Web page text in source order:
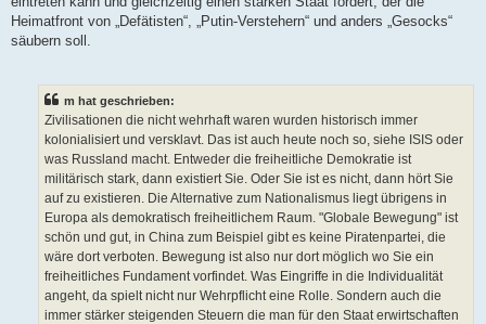
Heimatfront von „Defätisten“, „Putin-Verstehern“ und anders „Gesocks“
säubern soll.
m hat geschrieben:
Zivilisationen die nicht wehrhaft waren wurden historisch immer
kolonialisiert und versklavt. Das ist auch heute noch so, siehe ISIS oder
was Russland macht. Entweder die freiheitliche Demokratie ist
militärisch stark, dann existiert Sie. Oder Sie ist es nicht, dann hört Sie
auf zu existieren. Die Alternative zum Nationalismus liegt übrigens in
Europa als demokratisch freiheitlichem Raum. "Globale Bewegung" ist
schön und gut, in China zum Beispiel gibt es keine Piratenpartei, die
wäre dort verboten. Bewegung ist also nur dort möglich wo Sie ein
freiheitliches Fundament vorfindet. Was Eingriffe in die Individualität
angeht, da spielt nicht nur Wehrpflicht eine Rolle. Sondern auch die
immer stärker steigenden Steuern die man für den Staat erwirtschaften